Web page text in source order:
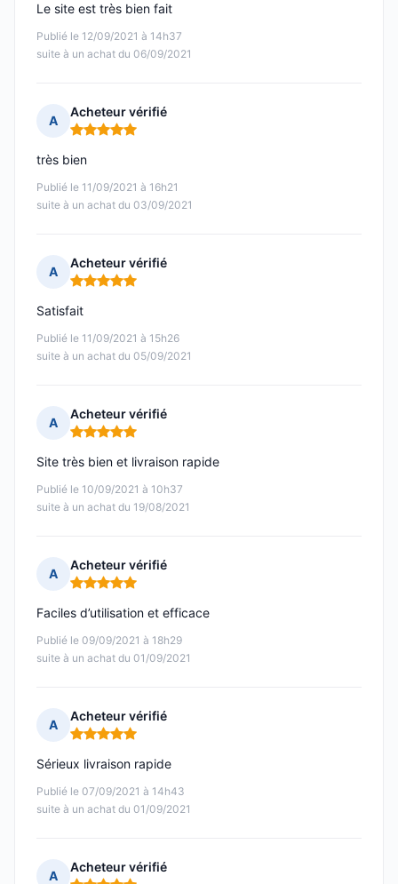
Publié le 12/09/2021 à 14h37
suite à un achat du 06/09/2021
Le site est très bien fait
A
Acheteur vérifié
Note : 5 sur 5
Publié le 11/09/2021 à 16h21
suite à un achat du 03/09/2021
très bien
A
Acheteur vérifié
Note : 5 sur 5
Publié le 11/09/2021 à 15h26
suite à un achat du 05/09/2021
Satisfait
A
Acheteur vérifié
Note : 5 sur 5
Publié le 10/09/2021 à 10h37
suite à un achat du 19/08/2021
Site très bien et livraison rapide
A
Acheteur vérifié
Note : 5 sur 5
Publié le 09/09/2021 à 18h29
suite à un achat du 01/09/2021
Faciles d’utilisation et efficace
A
Acheteur vérifié
Note : 5 sur 5
Publié le 07/09/2021 à 14h43
suite à un achat du 01/09/2021
Sérieux livraison rapide
A
Acheteur vérifié